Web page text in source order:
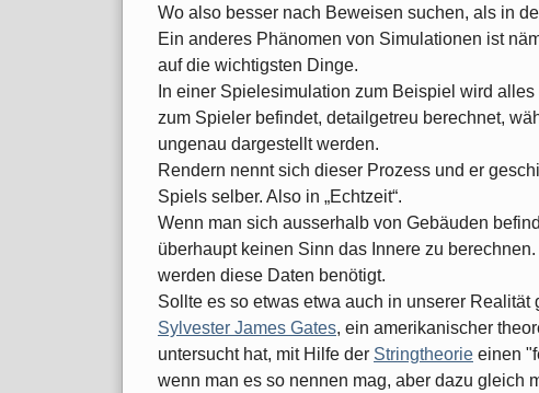
Wo also besser nach Beweisen suchen, als in
Ein anderes Phänomen von Simulationen ist
auf die wichtigsten Dinge.
In einer Spielesimulation zum Beispiel wird
zum Spieler befindet, detailgetreu berechnet,
ungenau dargestellt werden.
Rendern nennt sich dieser Prozess und er
Spiels selber. Also in „Echtzeit“.
Wenn man sich ausserhalb von Gebäuden
überhaupt keinen Sinn das Innere zu
werden diese Daten benötigt.
Sollte es so etwas etwa auch in unserer Realität
Sylvester James Gates, ein amerikanischer
untersucht hat, mit Hilfe der Stringtheorie einen
wenn man es so nennen mag, aber dazu gleich